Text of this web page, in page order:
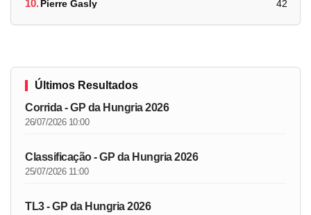
10.Pierre Gasly 42
Últimos Resultados
Corrida - GP da Hungria 2026
26/07/2026 10:00
Classificação - GP da Hungria 2026
25/07/2026 11:00
TL3 - GP da Hungria 2026